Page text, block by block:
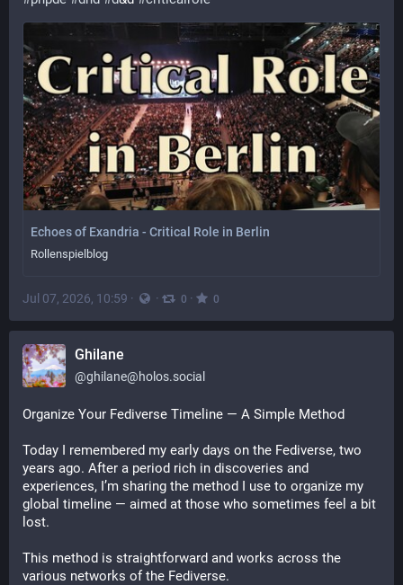
Echoes of Exandria - Critical Role in Berlin
Rollenspielblog
Jul 07, 2026, 10:59 · · 0 · 0
Ghilane
@ghilane@holos.social
Organize Your Fediverse Timeline — A Simple Method
Today I remembered my early days on the Fediverse, two
years ago. After a period rich in discoveries and
experiences, I’m sharing the method I use to organize my
global timeline — aimed at those who sometimes feel a bit
lost.
This method is straightforward and works across the
various networks of the Fediverse.